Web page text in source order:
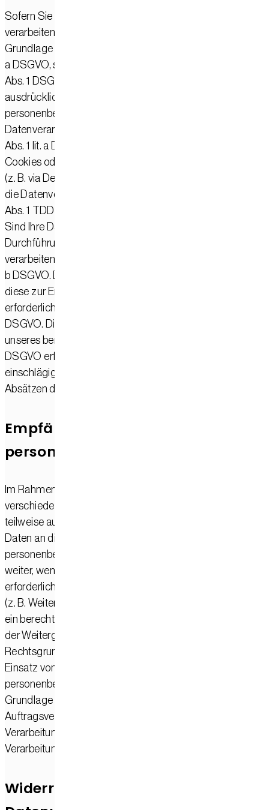
Sofern Sie in die Datenverarbeitung eingewilligt haben,
verarbeiten wir Ihre personenbezogenen Daten auf
Grundlage von Art. 6 Abs. 1 lit. a DSGVO bzw. Art. 9 Abs. 2
a DSGVO, sofern besondere Datenkategorien nach Art. 9
Abs. 1 DSGVO verarbeitet werden. Im Falle einer
ausdrücklichen Einwilligung in die Übertragung
personenbezogener Daten in Drittstaaten erfolgt die
Datenverarbeitung außerdem auf Grundlage von Art. 49
Abs. 1 lit. a DSGVO. Sofern Sie in die Speicherung von
Cookies oder in den Zugriff auf Informationen in Ihr
(z. B. via Device-Fingerprinting) eingewilligt haben, erfolgt
die Datenverarbeitung zusätzlich auf Grundlage von § 25
Abs. 1 TDDDG. Die Einwilligung ist jederzeit widerrufbar.
Sind Ihre Daten zur Vertragserfüllung oder zur
Durchführung vorvertraglicher Maßnahmen erforderlich,
verarbeiten wir Ihre Daten auf Grundlage des Art. 6 Abs. 1 lit.
b DSGVO. Des Weiteren verarbeiten wir Ihre Daten, sofern
diese zur Erfüllung einer rechtlichen Verpflichtung
erforderlich sind auf Grundlage von Art. 6 Abs. 1 lit. c
DSGVO. Die Datenverarbeitung kann ferner auf Grundlage
unseres berechtigten Interesses nach Art. 6 Abs. 1 lit. f
DSGVO erfolgen. Über die jeweils im Einzelfall
einschlägigen Rechtsgrundlagen wird in den folgenden
Absätzen dieser Datenschutzerklärung informiert.
Empfänger von
personenbezogenen Daten
Im Rahmen unserer Geschäftstätigkeit arbeiten wir mit
verschiedenen externen Stellen zusammen. Dabei ist
teilweise auch eine Übermittlung von personenbezogenen
Daten an diese externen Stellen erforderlich. Wir geben
personenbezogene Daten nur dann an externe Stellen
weiter, wenn dies im Rahmen einer Vertragserfüllung
erforderlich ist, wenn wir gesetzlich hierzu verpflichtet sind
(z. B. Weitergabe von Daten an Steuerbehörden), wenn wir
ein berechtigtes Interesse nach Art. 6 Abs. 1 lit. f DSGVO an
der Weitergabe haben oder wenn eine sonstige
Rechtsgrundlage die Datenweitergabe erlaubt. Beim
Einsatz von Auftragsverarbeitern geben wir
personenbezogene Daten unserer Kunden nur auf
Grundlage eines gültigen Vertrags über
Auftragsverarbeitung weiter. Im Falle einer gemeinsamen
Verarbeitung wird ein Vertrag über gemeinsame
Verarbeitung geschlossen.
Widerruf Ihrer Einwilligung zur